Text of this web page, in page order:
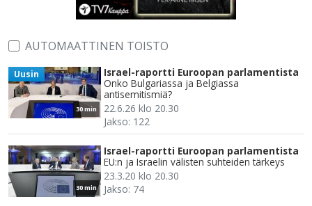
AUTOMAATTINEN TOISTO
30 min
Uusin
Israel-raportti Euroopan parlamentista
Onko Bulgariassa ja Belgiassa
antisemitismiä?
22.6.26 klo 20.30
Jakso: 122
30 min
Israel-raportti Euroopan parlamentista
EU:n ja Israelin välisten suhteiden tärkeys
23.3.20 klo 20.30
Jakso: 74